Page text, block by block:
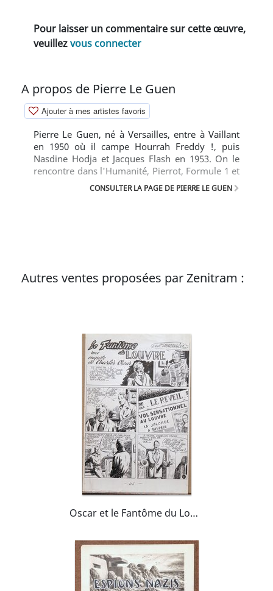
Pour laisser un commentaire sur cette œuvre,
veuillezvous connecter
A propos de Pierre Le Guen
Ajouter à mes artistes favoris
Pierre Le Guen, né à Versailles, entre à Vaillant
en 1950 où il campe Hourrah Freddy !, puis
Nasdine Hodja et Jacques Flash en 1953. On le
rencontre dans l'Humanité, Pierrot, Formule 1 et
aux éditions Hachette, Dargaud, Bordas, Auzou...
Cet auteur talentueux termine sa carrière dans
CONSULTER LA PAGE DE PIERRE LE GUEN
Autres ventes proposées par Zenitram :
Oscar et le Fantôme du Louvre - cela me fait une Bel...le jambe !